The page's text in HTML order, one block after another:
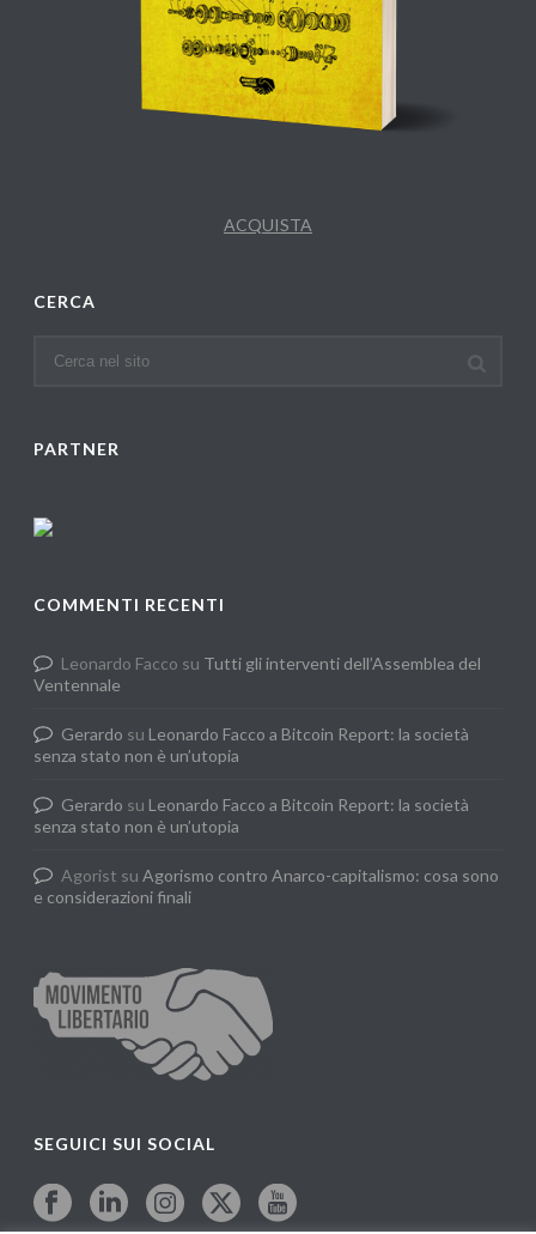
ACQUISTA
CERCA
PARTNER
COMMENTI RECENTI
Leonardo Facco su Tutti gli interventi dell’Assemblea del
Ventennale
Gerardo su Leonardo Facco a Bitcoin Report: la società
senza stato non è un’utopia
Gerardo su Leonardo Facco a Bitcoin Report: la società
senza stato non è un’utopia
Agorist suAgorismo contro Anarco-capitalismo: cosa sono
e considerazioni finali
SEGUICI SUI SOCIAL